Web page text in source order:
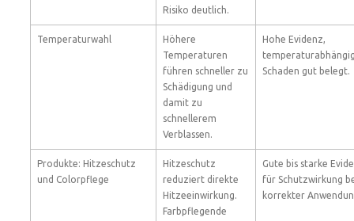
Risiko deutlich.
Temperaturwahl
Höhere
Temperaturen
führen schneller zu
Schädigung und
damit zu
schnellerem
Verblassen.
Hohe Evidenz,
Schaden gut belegt.
Produkte: Hitzeschutz
und Colorpflege
Hitzeschutz
reduziert direkte
Hitzeeinwirkung.
Farbpflegende
Gute bis starke
für Schutzwirkung
korrekter